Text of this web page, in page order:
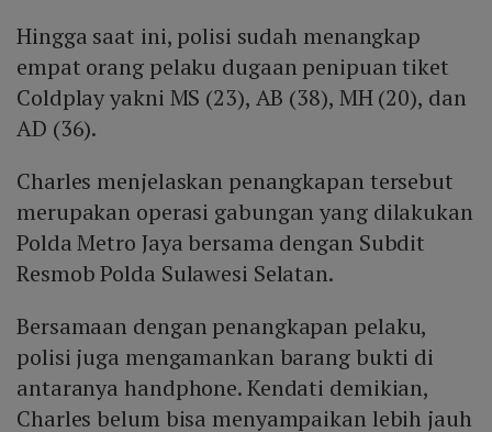
Hingga saat ini, polisi sudah menangkap
empat orang pelaku dugaan penipuan tiket
Coldplay yakni MS (23), AB (38), MH (20), dan
AD (36).
Charles menjelaskan penangkapan tersebut
merupakan operasi gabungan yang dilakukan
Polda Metro Jaya bersama dengan Subdit
Resmob Polda Sulawesi Selatan.
Bersamaan dengan penangkapan pelaku,
polisi juga mengamankan barang bukti di
antaranya handphone. Kendati demikian,
Charles belum bisa menyampaikan lebih jauh